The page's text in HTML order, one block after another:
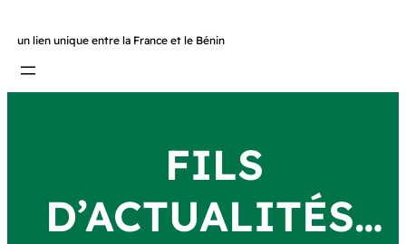
un lien unique entre la France et le Bénin
FILS
D’ACTUALITÉS…